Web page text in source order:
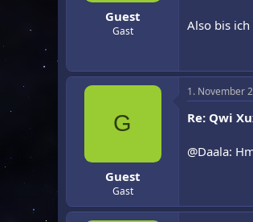
Guest
Gast Also bis
G
Guest
Gast
1. November
Re: Qwi
@Daala: